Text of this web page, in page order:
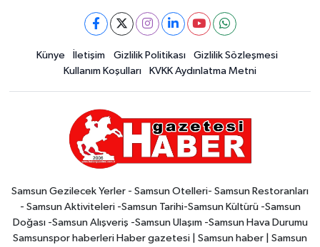
Künye İletişim Gizlilik Politikası
Gizlilik Sözleşmesi
Kullanım Koşulları
KVKK Aydınlatma Metni
Samsun Gezilecek Yerler - Samsun Otelleri- Samsun Restoranları
- Samsun Aktiviteleri -Samsun Tarihi-Samsun Kültürü -Samsun
Doğası -Samsun Alışveriş -Samsun Ulaşım -Samsun Hava Durumu
Samsunspor haberleri Haber gazetesi | Samsun haber | Samsun